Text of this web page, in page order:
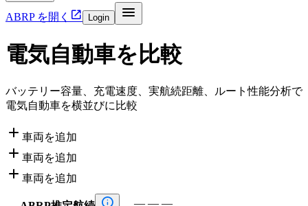
ABRP を開く  Login 
電気自動車を比較
バッテリー容量、充電速度、実航続距離、ルート性能分析で
電気自動車を横並びに比較
 車両を追加
 車両を追加
 車両を追加
 — — —